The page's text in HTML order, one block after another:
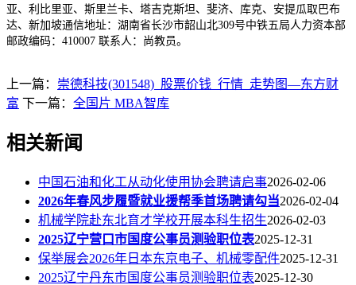
亚、利比里亚、斯里兰卡、塔吉克斯坦、斐济、库克、安提瓜取巴布
达、新加坡通信地址：湖南省长沙市韶山北309号中铁五局人力资本部
邮政编码：410007 联系人：尚教员。
上一篇： 崇德科技(301548)_股票价钱_行情_走势图—东方财
富 下一篇： 全国片 MBA智库
相关新闻
中国石油和化工从动化使用协会聘请启事2026-02-06
2026年春风步履暨就业援帮季首场聘请勾当2026-02-04
机械学院赴东北育才学校开展本科生招生2026-02-03
2025辽宁营口市国度公事员测验职位表2025-12-31
保举展会2026年日本东京电子、机械零配件2025-12-31
2025辽宁丹东市国度公事员测验职位表2025-12-30